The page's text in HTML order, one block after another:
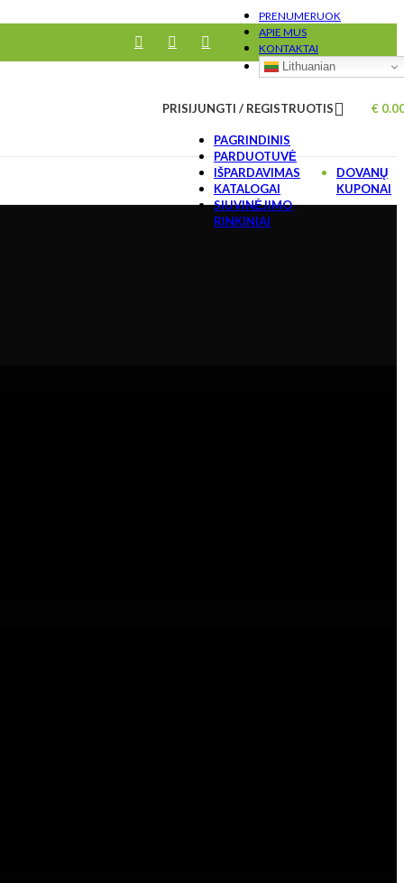
PRENUMERUOK
APIE MUS
KONTAKTAI
Lithuanian
PRISIJUNGTI / REGISTRUOTIS €
PAGRINDINIS
PARDUOTUVĖ
IŠPARDAVIMAS
KATALOGAI
SIUVINĖJIMO
RINKINIAI
DOVANŲ
KUPONAI